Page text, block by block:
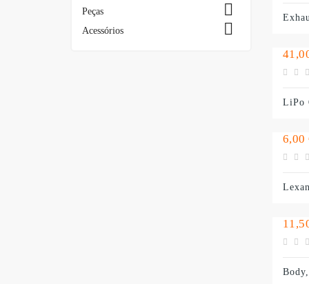
Peças 
Acessórios 
LiPo
6,00